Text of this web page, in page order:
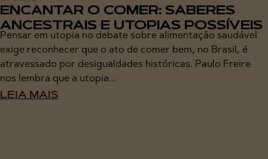
ENCANTAR O COMER: SABERES
ANCESTRAIS E UTOPIAS POSSÍVEIS
Pensar em utopia no debate sobre alimentação saudável
exige reconhecer que o ato de comer bem, no Brasil, é
atravessado por desigualdades históricas. Paulo Freire
nos lembra que a utopia...
LEIA MAIS